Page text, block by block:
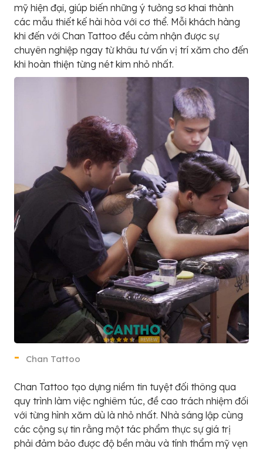
mỹ hiện đại, giúp biến những ý tưởng sơ khai thành
các mẫu thiết kế hài hòa với cơ thể. Mỗi khách hàng
khi đến với Chan Tattoo đều cảm nhận được sự
chuyên nghiệp ngay từ khâu tư vấn vị trí xăm cho đến
khi hoàn thiện từng nét kim nhỏ nhất.
Chan Tattoo
Chan Tattoo tạo dựng niềm tin tuyệt đối thông qua
quy trình làm việc nghiêm túc, đề cao trách nhiệm đối
với từng hình xăm dù là nhỏ nhất. Nhà sáng lập cùng
các cộng sự tin rằng một tác phẩm thực sự giá trị
phải đảm bảo được độ bền màu và tính thẩm mỹ vẹn